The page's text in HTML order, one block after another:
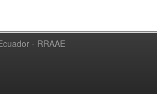
- RRAAE